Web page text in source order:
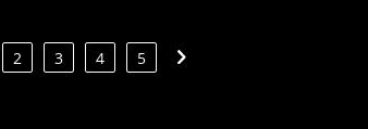
2 3 4 5